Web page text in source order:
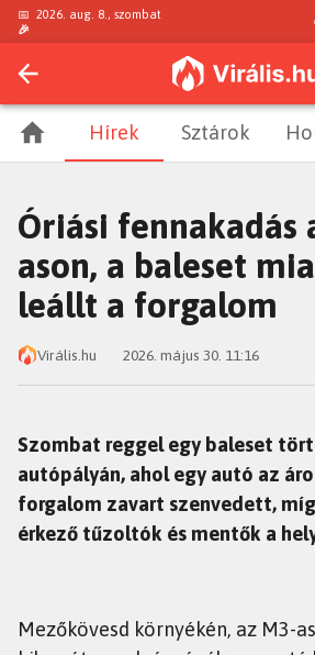
📅 2026. aug. 8., szombat
🎉
Hírek Sztárok
Óriási fennakadás
ason, a baleset
leállt a forgalom
Virális.hu 2026. május 30. 11:16
Szombat reggel egy baleset
autópályán, ahol egy autó az
forgalom zavart szenvedett,
érkező tűzoltók és mentők a
Mezőkövesd környékén, az M3-